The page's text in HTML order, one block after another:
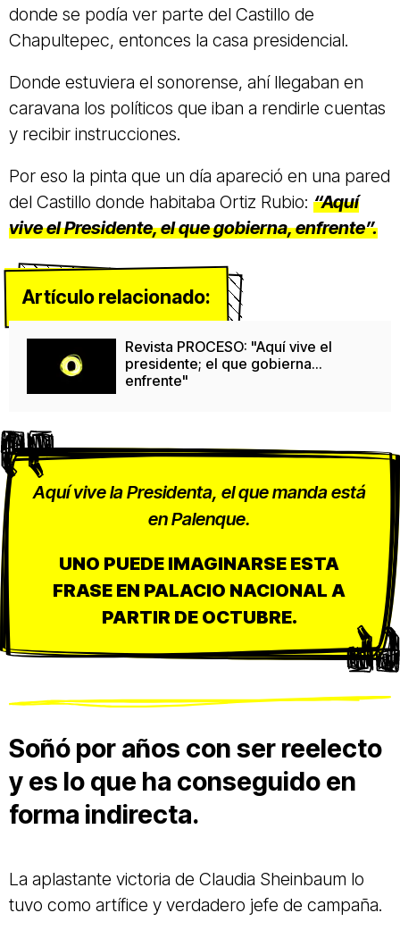
donde se podía ver parte del Castillo de
Chapultepec, entonces la casa presidencial.
Donde estuviera el sonorense, ahí llegaban en
caravana los políticos que iban a rendirle cuentas
y recibir instrucciones.
Por eso la pinta que un día apareció en una pared
del Castillo donde habitaba Ortiz Rubio: “Aquí
vive el Presidente, el que gobierna, enfrente”.
Artículo relacionado:
Revista PROCESO: "Aquí vive el
presidente; el que gobierna...
enfrente"
Aquí vive la Presidenta, el que manda está
en Palenque.
UNO PUEDE IMAGINARSE ESTA
FRASE EN PALACIO NACIONAL A
PARTIR DE OCTUBRE.
Soñó por años con ser reelecto
y es lo que ha conseguido en
forma indirecta.
La aplastante victoria de Claudia Sheinbaum lo
tuvo como artífice y verdadero jefe de campaña.